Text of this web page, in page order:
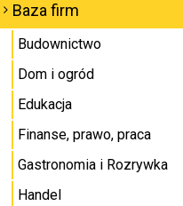
Baza firm
Budownictwo
Dom i ogród
Edukacja
Finanse, prawo, praca
Gastronomia i Rozrywka
Handel